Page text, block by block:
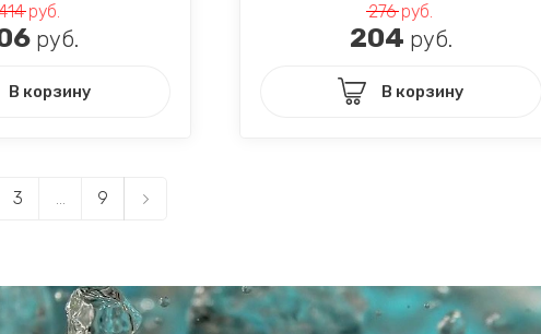
руб.
руб.
В корзину
276руб.
204 руб.
В корзину
3 ... 9